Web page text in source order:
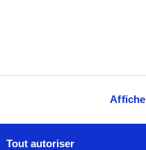
Tout autoriser